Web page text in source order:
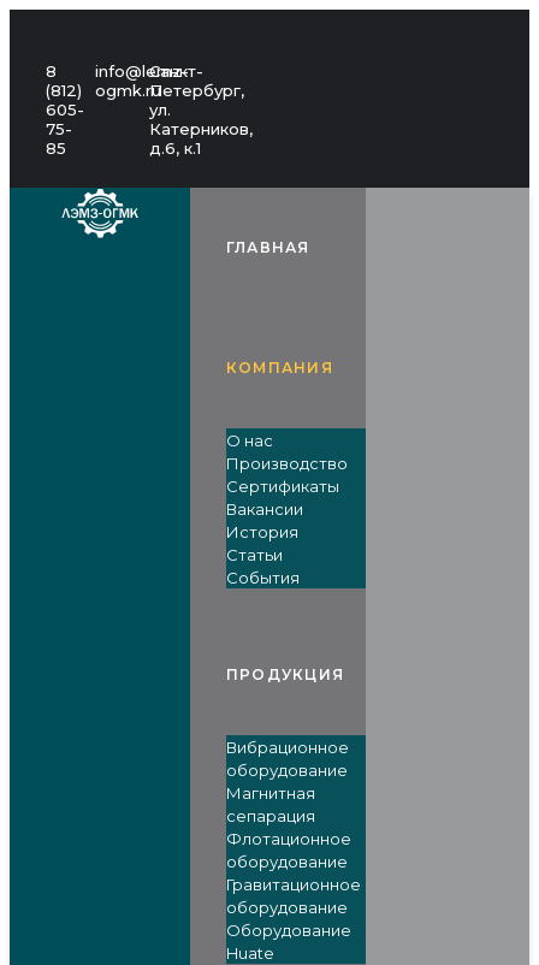
8
(812)
605-
75-
85
info@lemz-
ogmk.ru
Санкт-
Петербург,
ул.
Катерников,
д.6, к.1
ГЛАВНАЯ
КОМПАНИЯ
О нас
Производство
Сертификаты
Вакансии
История
Статьи
События
ПРОДУКЦИЯ
Вибрационное
оборудование
Магнитная
сепарация
Флотационное
оборудование
Гравитационное
оборудование
Оборудование
Huate